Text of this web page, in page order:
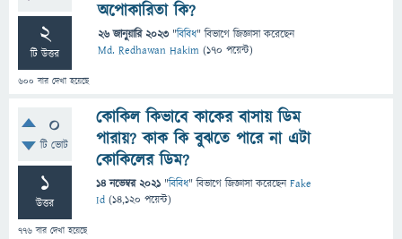
2
টি উত্তর
600 বার দেখা হয়েছে
অপোকারিতা কি?
26 জানুয়ারি 2023 "বিবিধ" বিভাগে জিজ্ঞাসাকরেছেন
Md. Redhawan Hakim (170 পয়েন্ট)
0
টি ভোট
1
উত্তর
776 বার দেখা হয়েছে
কোকিল কিভাবে কাকের বাসায় ডিম
পারায়? কাক কি বুঝতে পারে না এটা
কোকিলের ডিম?
14 নভেম্বর 2021 "বিবিধ" বিভাগে জিজ্ঞাসাকরেছেনFake
Id (14,120 পয়েন্ট)